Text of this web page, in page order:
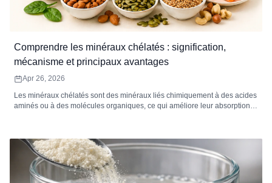
Comprendre les minéraux chélatés : signification,
mécanisme et principaux avantages
Apr 26, 2026
Les minéraux chélatés sont des minéraux liés chimiquement à des acides
aminés ou à des molécules organiques, ce qui améliore leur absorption et
manganèse, chacun contribuant à des fonctions corporelles essentielles
telles que le métabolisme énergétique, le système immunitaire, la santé
osseuse et les réactions enzymatiques. Les compléments alimentaires de
minéraux chélatés de haute qualité sont idéaux pour les personnes ayant
une sensibilité digestive, des besoins minéraux élevés ou des carences